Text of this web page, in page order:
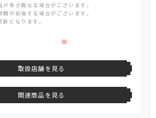
が多少異なる場合がございます。
期が前後する場合がございます。
新となります。
取扱店舗を見る
関連商品を見る